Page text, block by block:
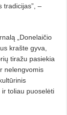
tradicijas”, –
„Donelaičio
krašte gyva,
tiražu pasiekia
nelengvomis
toliau puoselėti